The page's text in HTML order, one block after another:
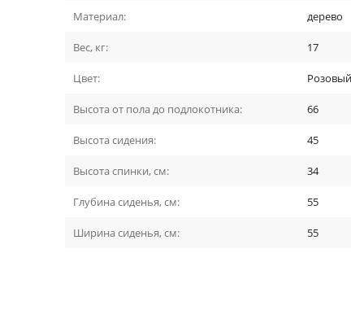
Материал: дерево
Вес, кг: 17
Цвет: Розовый
Высота от пола до подлокотника: 66
Высота сидения: 45
Высота спинки, см: 34
Глубина сиденья, см: 55
Ширина сиденья, см: 55